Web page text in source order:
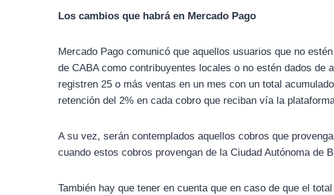
Los cambios que habrá en Mercado Pago
Mercado Pago comunicó que aquellos usuarios que no
de CABA como contribuyentes locales o no estén dados de
registren 25 o más ventas en un mes con un total
retención del 2% en cada cobro que reciban vía la
A su vez, serán contemplados aquellos cobros que
cuando estos cobros provengan de la Ciudad Autónoma de
También hay que tener en cuenta que en caso de que el